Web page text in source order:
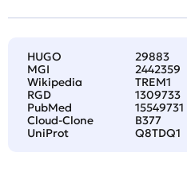
HUGO
29883
MGI
2442359
Wikipedia
TREM1
RGD
1309733
PubMed
15549731
Cloud-Clone
B377
UniProt
Q8TDQ1